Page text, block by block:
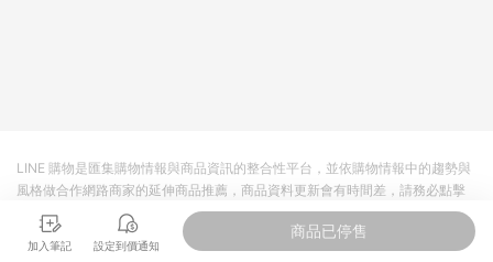
加入筆記 設定到價通知
商品已停售
LINE 購物是匯集購物情報與商品資訊的整合性平台，並依購物情報中的趨勢與
風格做合作網路商家的延伸商品推薦，商品資料更新會有時間差，請務必點擊
商品至各合作網路商家，確認現售價與購物條件，一切資訊以合作廠商網頁為
準。